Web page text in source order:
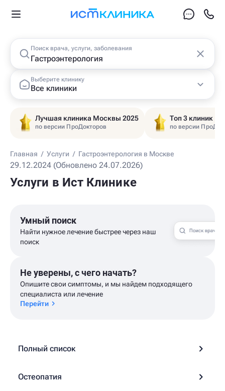
Поиск врача, услуги, заболевания
Выберите клинику
Все клиники
Лучшая клиника Москвы 2025
по версии ПроДокторов
Топ 3 клиник
по версии
Главная / Услуги / Гастроэнтерология в Москве
29.12.2024 (Обновлено 24.07.2026)
Услуги в Ист Клинике
Умный поиск
Найти нужное лечение быстрее через наш
поиск
Не уверены, с чего начать?
Опишите свои симптомы, и мы найдем подходящего
специалиста или лечение
Перейти
Полный список
Остеопатия